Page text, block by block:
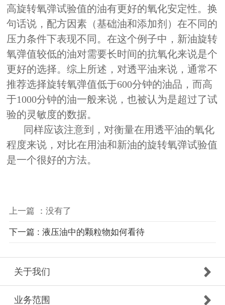
高旋转氧弹试验值的油有更好的氧化安定性。换
句话说，配方因素（基础油和添加剂）在不同的
压力条件下表现不同。在这个例子中，新油旋转
氧弹值较低的油对需要长时间的抗氧化来说是个
更好的选择。综上所述，对透平油来说，通常不
推荐选择旋转氧弹值低于600分钟的油品，而高
于1000分钟的油一般来说，也被认为是超过了试
验的灵敏度的数据。
同样应该注意到，对衡量在用透平油的氧化
程度来说，对比在用油和新油的旋转氧弹试验值
是一个很好的方法。
上一篇 ：没有了
下一篇 : 液压油中的颗粒物如何看待
关于我们
业务范围